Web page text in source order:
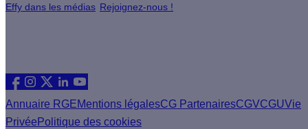
Effy dans les médias Rejoignez-nous !
Annuaire RGEMentions légalesCG PartenairesCGVCGUVie
Privée Politique des cookies